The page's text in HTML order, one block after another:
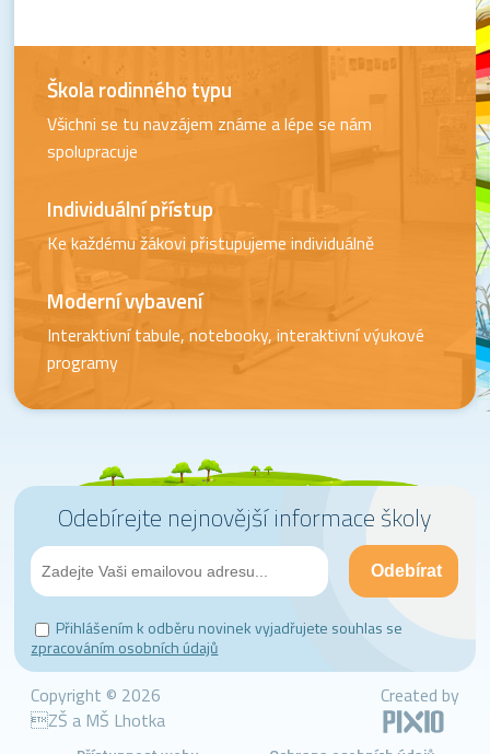
Škola rodinného typu
Všichni se tu navzájem známe a lépe se nám
spolupracuje
Individuální přístup
Ke každému žákovi přistupujeme individuálně
Moderní vybavení
Interaktivní tabule, notebooky, interaktivní výukové
programy
Odebírejte nejnovější informace školy
Přihlášením k odběru novinek vyjadřujete souhlas se
zpracováním osobních údajů
Copyright © 2026
ZŠ a MŠ Lhotka
Created by